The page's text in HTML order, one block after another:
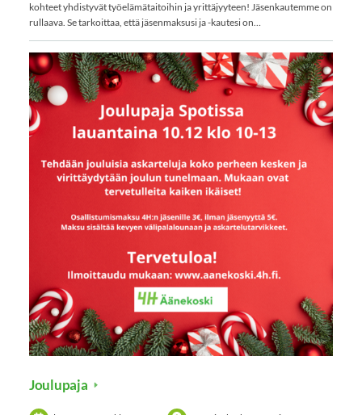
kohteet yhdistyvät työelämätaitoihin ja yrittäjyyteen! Jäsenkautemme on
rullaava. Se tarkoittaa, että jäsenmaksusi ja -kautesi on…
Joulupaja